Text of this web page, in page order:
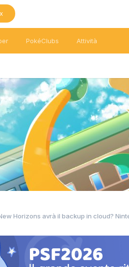
PokéClubs Attività
Horizons avrà il backup in cloud?